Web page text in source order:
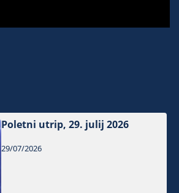
Poletni utrip, 29. julij 2026
29/07/2026